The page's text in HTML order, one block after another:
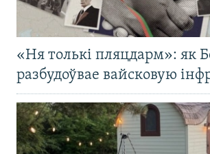
«Ня толькі пляцдарм»: як
разбудоўвае вайсковую